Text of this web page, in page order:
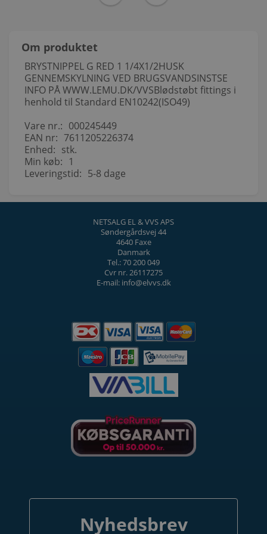
Om produktet
BRYSTNIPPEL G RED 1 1/4X1/2HUSK
GENNEMSKYLNING VED BRUGSVANDSINSTSE
INFO PÅ WWW.LEMU.DK/VVSBlødstøbt fittings i
henhold til Standard EN10242(ISO49)
Vare nr.: 000245449
EAN nr: 7611205226374
Enhed: stk.
Min køb: 1
Leveringstid: 5-8 dage
NETSALG EL & VVS APS
Søndergårdsvej 44
4640 Faxe
Danmark
Tel.: 70 200 049
Cvr nr. 26117275
E-mail: info@elvvs.dk
Nyhedsbrev
DELTAG OG VIND